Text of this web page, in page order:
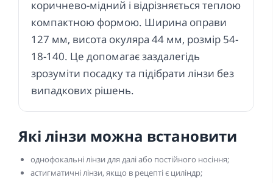
коричнево-мідний і відрізняється теплою
компактною формою. Ширина оправи
127 мм, висота окуляра 44 мм, розмір 54-
18-140. Це допомагає заздалегідь
зрозуміти посадку та підібрати лінзи без
випадкових рішень.
Які лінзи можна встановити
однофокальні лінзи для далі або постійного носіння;
астигматичні лінзи, якщо в рецепті є циліндр;